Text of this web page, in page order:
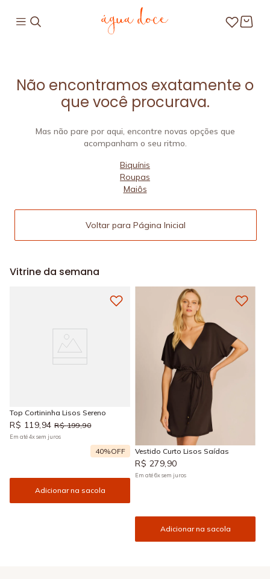
Não encontramos exatamente o
que você procurava.
Mas não pare por aqui, encontre novas opções que
acompanham o seu ritmo.
Biquínis
Roupas
Maiôs
Voltar para Página Inicial
Vitrine da semana
Top Cortininha Lisos Sereno
R$ 119,94 R$ 199,90
Em até4xsem juros
40%OFF
Adicionar na sacola
Vestido Curto Lisos Saídas
R$ 279,90
Em até6xsem juros
Adicionar na sacola